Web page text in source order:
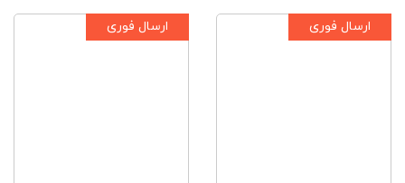
ارسال فوری ارسال فوری